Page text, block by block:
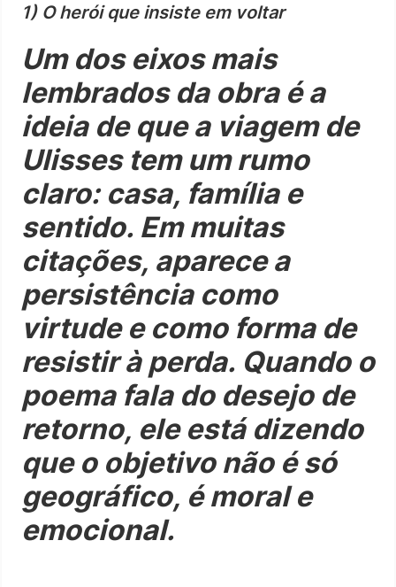
1) O herói que insiste em voltar
Um dos eixos mais
lembrados da obra é a
ideia de que a viagem de
Ulisses tem um rumo
claro: casa, família e
sentido. Em muitas
citações, aparece a
persistência como
virtude e como forma de
resistir à perda. Quando o
poema fala do desejo de
retorno, ele está dizendo
que o objetivo não é só
geográfico, é moral e
emocional.